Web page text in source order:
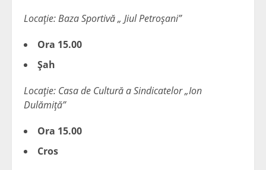
Locaţie: Baza Sportivă „ Jiul Petroşani”
Ora 15.00
Şah
Locaţie: Casa de Cultură a Sindicatelor „Ion
Dulămiţă”
Ora 15.00
Cros